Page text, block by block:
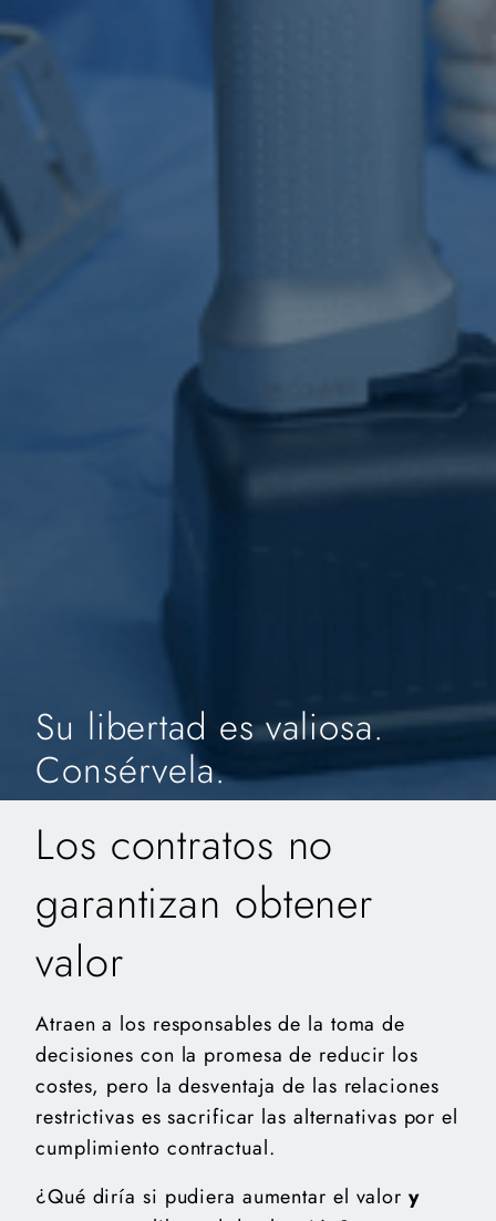
Su libertad es valiosa.
Consérvela.
Los contratos no
garantizan obtener
valor
Atraen a los responsables de la toma de
decisiones con la promesa de reducir los
costes, pero la desventaja de las relaciones
restrictivas es sacrificar las alternativas por el
cumplimiento contractual.
¿Qué diría si pudiera aumentar el valor y